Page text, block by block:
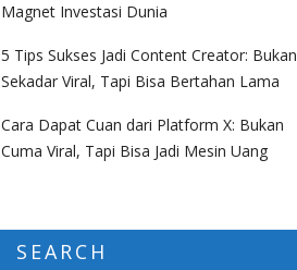
Magnet Investasi Dunia
5 Tips Sukses Jadi Content Creator: Bukan
Sekadar Viral, Tapi Bisa Bertahan Lama
Cara Dapat Cuan dari Platform X: Bukan
Cuma Viral, Tapi Bisa Jadi Mesin Uang
SEARCH